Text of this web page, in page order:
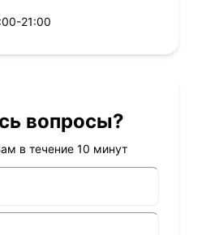
21:00
вопросы?
в течение 10 минут